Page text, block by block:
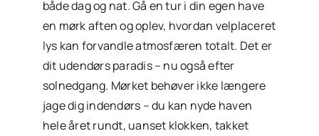
både dag og nat. Gå en tur i din egen have
en mørk aften og oplev, hvordan velplaceret
lys kan forvandle atmosfæren totalt. Det er
dit udendørs paradis – nu også efter
solnedgang. Mørket behøver ikke længere
jage dig indendørs – du kan nyde haven
hele året rundt, uanset klokken, takket